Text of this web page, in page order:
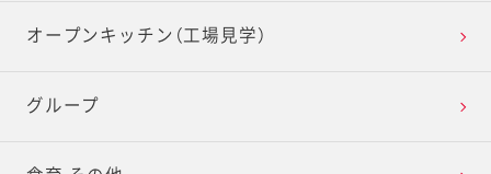
オープンキッチン（工場見学）
グループ